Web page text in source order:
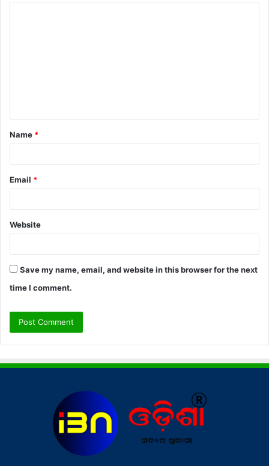
t
*
Name *
Email *
Website
Save my name, email, and website in this browser for the next
time I comment.